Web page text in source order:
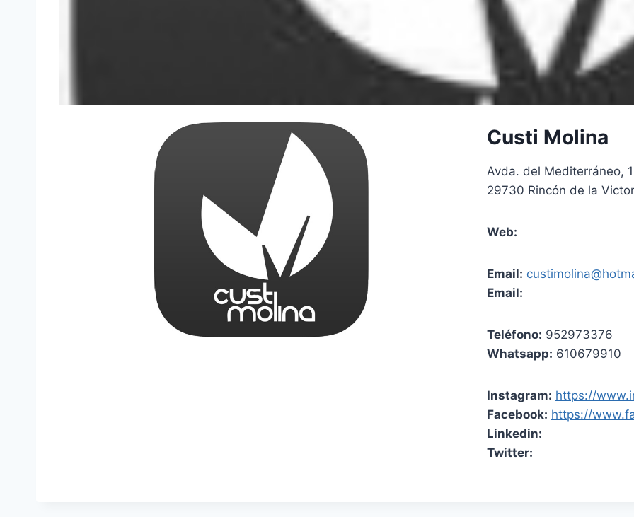
Custi Molina
Avda. del Mediterráneo,
29730 Rincón de la
Web:
Email:
Email:
Teléfono: 952973376
Whatsapp: 610679910
Instagram: https://
Facebook: https://
Linkedin:
Twitter: